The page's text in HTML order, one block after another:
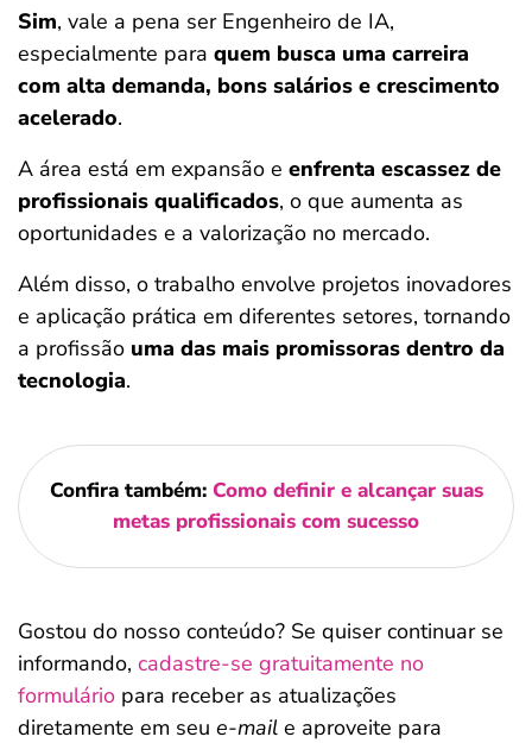
Sim, vale a pena ser Engenheiro de IA,
especialmente para quem busca uma carreira
com alta demanda, bons salários e crescimento
acelerado.
A área está em expansão e enfrenta escassez de
profissionais qualificados, o que aumenta as
oportunidades e a valorização no mercado.
Além disso, o trabalho envolve projetos inovadores
e aplicação prática em diferentes setores, tornando
a profissão uma das mais promissoras dentro da
tecnologia.
Confira também: Como definir e alcançar suas
metas profissionais com sucesso
Gostou do nosso conteúdo? Se quiser continuar se
informando, cadastre-se gratuitamente no
formulário para receber as atualizações
diretamente em seu e-mail e aproveite para